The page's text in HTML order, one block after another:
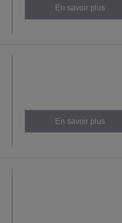
En savoir plus
En savoir plus